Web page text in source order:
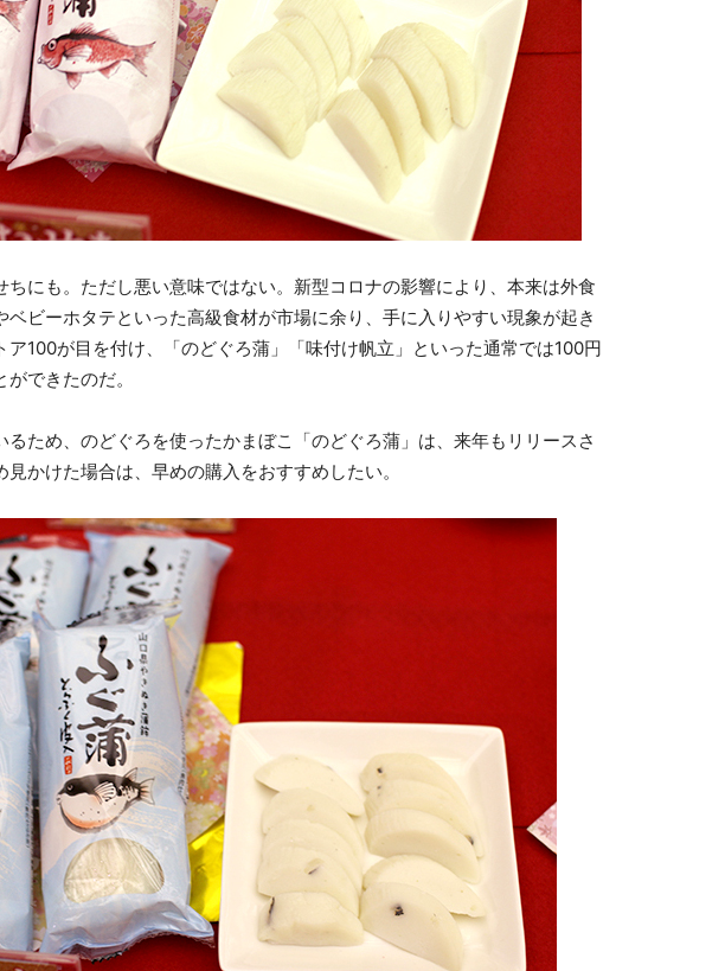
ちにも。ただし悪い意味ではない。新型コロナの影響により、本来は外食
ベビーホタテといった高級食材が市場に余り、手に入りやすい現象が起き
ア100が目を付け、「のどぐろ蒲」「味付け帆立」といった通常では100円
できたのだ。
るため、のどぐろを使ったかまぼこ「のどぐろ蒲」は、来年もリリースさ
かけた場合は、早めの購入をおすすめしたい。